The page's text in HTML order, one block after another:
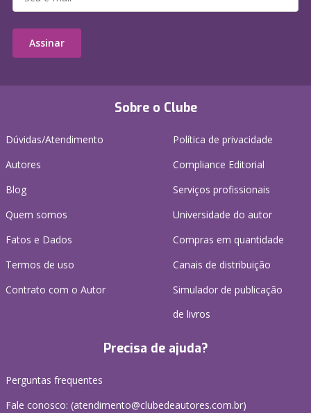
Sobre o Clube
Dúvidas/Atendimento
Autores
Blog
Quem somos
Fatos e Dados
Termos de uso
Contrato com o Autor
Política de privacidade
Compliance Editorial
Serviços profissionais
Universidade do autor
Compras em quantidade
Canais de distribuição
Simulador de publicação
de livros
Precisa de ajuda?
Perguntas frequentes
Fale conosco: (atendimento@clubedeautores.com.br)
Assinar